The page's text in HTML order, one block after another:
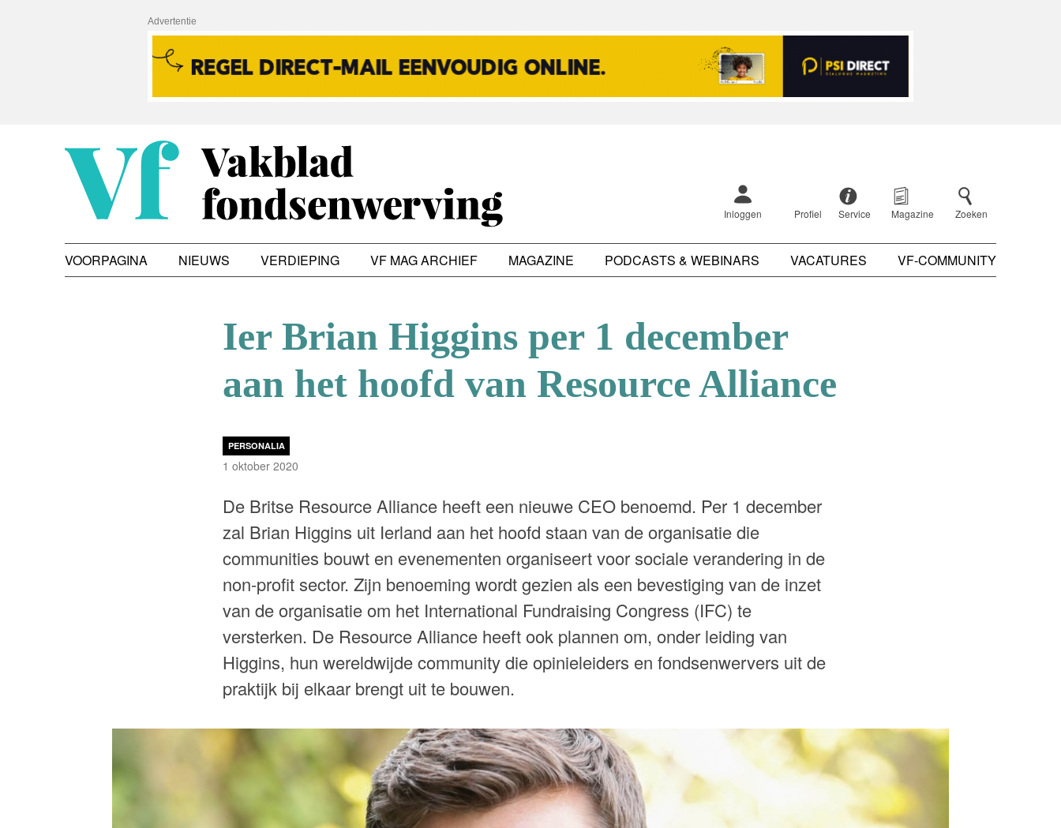
Advertentie
Inloggen Profiel Service Magazine Zoeken
VOORPAGINA NIEUWS VERDIEPING VF MAG ARCHIEF MAGAZINE PODCASTS & WEBINARS VACATURES VF-COMMUNITY
Ier Brian Higgins per 1 december
aan het hoofd van Resource Alliance
PERSONALIA
1 oktober 2020
De Britse Resource Alliance heeft een nieuwe CEO benoemd. Per 1 december
zal Brian Higgins uit Ierland aan het hoofd staan van de organisatie die
communities bouwt en evenementen organiseert voor sociale verandering in de
non-profit sector. Zijn benoeming wordt gezien als een bevestiging van de inzet
van de organisatie om het International Fundraising Congress (IFC) te
versterken. De Resource Alliance heeft ook plannen om, onder leiding van
Higgins, hun wereldwijde community die opinieleiders en fondsenwervers uit de
praktijk bij elkaar brengt uit te bouwen.